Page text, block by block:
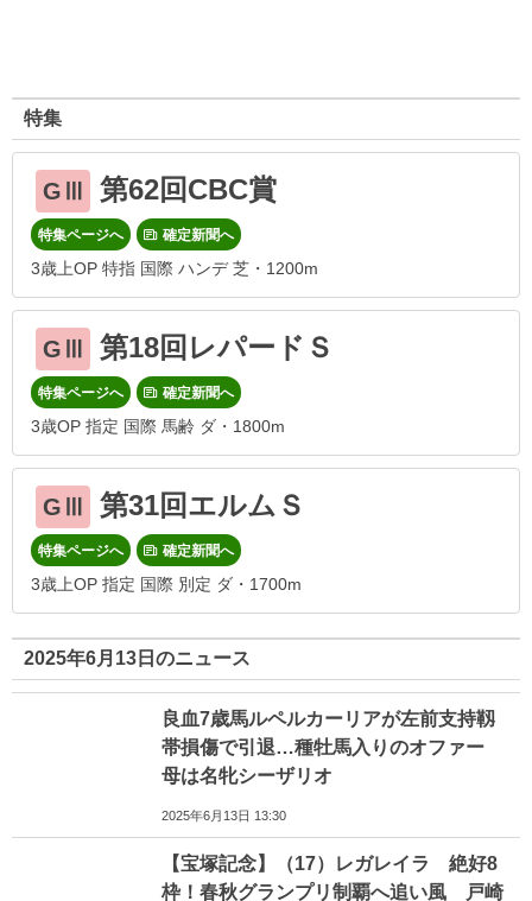
特集
GⅢ 第62回CBC賞
特集ページへ 確定新聞へ
3歳上OP 特指 国際 ハンデ 芝・1200m
GⅢ 第18回レパードＳ
特集ページへ 確定新聞へ
3歳OP 指定 国際 馬齢 ダ・1800m
GⅢ 第31回エルムＳ
特集ページへ 確定新聞へ
3歳上OP 指定 国際 別定 ダ・1700m
2025年6月13日のニュース
良血7歳馬ルペルカーリアが左前支持靱
帯損傷で引退…種牡馬入りのオファー
母は名牝シーザリオ
2025年6月13日 13:30
【宝塚記念】（17）レガレイラ 絶好8
枠！春秋グランプリ制覇へ追い風 戸崎